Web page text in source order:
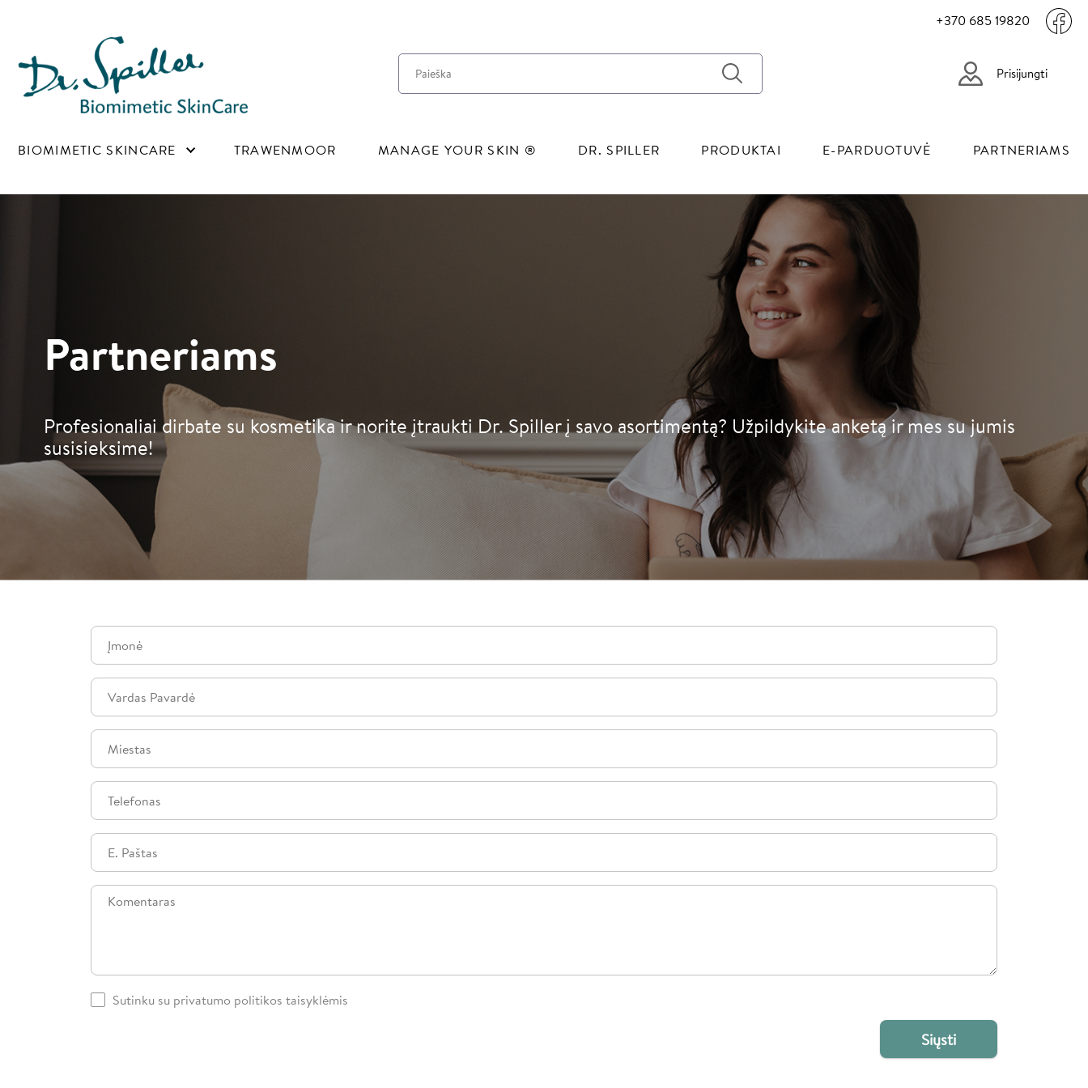
+370 685 19820
Prisijungti
BIOMIMETIC SKINCARE TRAWENMOOR MANAGE YOUR SKIN ® DR. SPILLER PRODUKTAI E-PARDUOTUVĖ PARTNERIAMS
Partneriams
Profesionaliai dirbate su kosmetika ir norite įtraukti Dr. Spiller į savo asortimentą? Užpildykite anketą ir mes su jumis
susisieksime!
Sutinku su privatumo politikos taisyklėmis